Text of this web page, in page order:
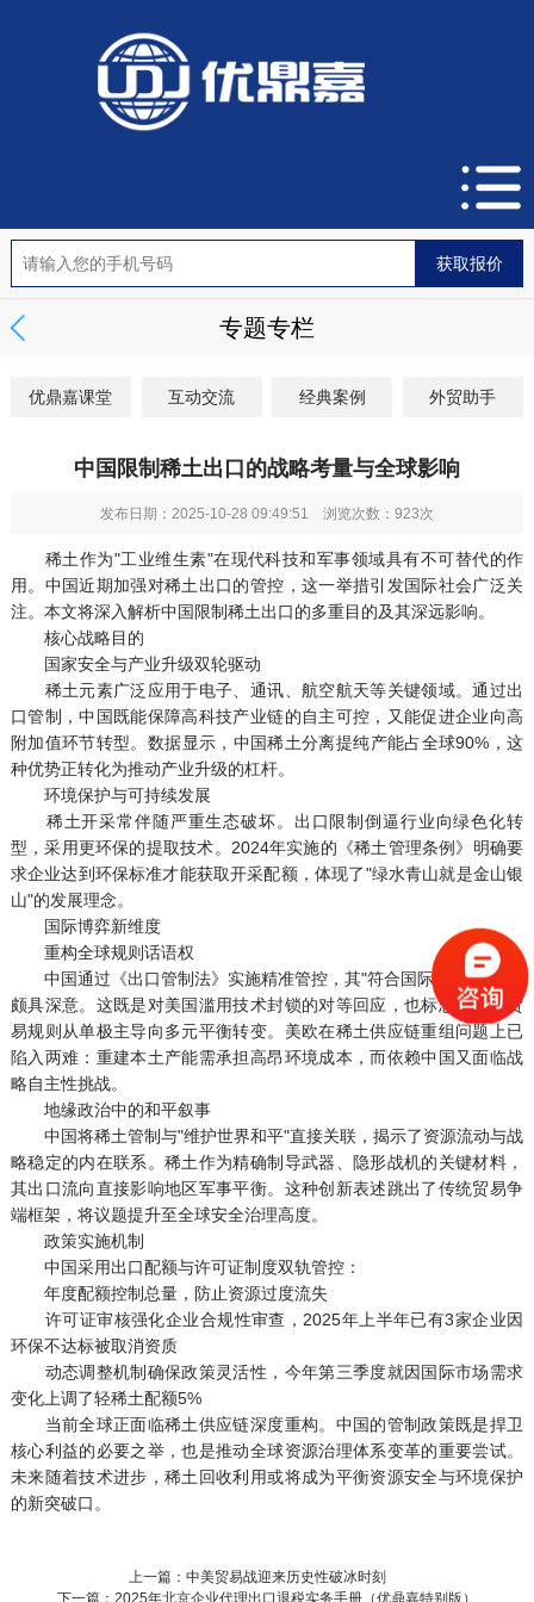
专题专栏
优鼎嘉课堂 互动交流 经典案例 外贸助手
中国限制稀土出口的战略考量与全球影响
发布日期：2025-10-28 09:49:51 浏览次数： 923次
稀土作为"工业维生素"在现代科技和军事领域具有不可替代的作
用。中国近期加强对稀土出口的管控，这一举措引发国际社会广泛关
注。本文将深入解析中国限制稀土出口的多重目的及其深远影响。
核心战略目的
国家安全与产业升级双轮驱动
稀土元素广泛应用于电子、通讯、航空航天等关键领域。通过出
口管制，中国既能保障高科技产业链的自主可控，又能促进企业向高
附加值环节转型。数据显示，中国稀土分离提纯产能占全球90%，这
种优势正转化为推动产业升级的杠杆。
环境保护与可持续发展
稀土开采常伴随严重生态破坏。出口限制倒逼行业向绿色化转
型，采用更环保的提取技术。2024年实施的《稀土管理条例》明确要
求企业达到环保标准才能获取开采配额，体现了"绿水青山就是金山银
山"的发展理念。
国际博弈新维度
重构全球规则话语权
中国通过《出口管制法》实施精准管控，其"符合国际惯例"的表述
颇具深意。这既是对美国滥用技术封锁的对等回应，也标志着全球贸
易规则从单极主导向多元平衡转变。美欧在稀土供应链重组问题上已
陷入两难：重建本土产能需承担高昂环境成本，而依赖中国又面临战
略自主性挑战。
地缘政治中的和平叙事
中国将稀土管制与"维护世界和平"直接关联，揭示了资源流动与战
略稳定的内在联系。稀土作为精确制导武器、隐形战机的关键材料，
其出口流向直接影响地区军事平衡。这种创新表述跳出了传统贸易争
端框架，将议题提升至全球安全治理高度。
政策实施机制
中国采用出口配额与许可证制度双轨管控：
年度配额控制总量，防止资源过度流失
许可证审核强化企业合规性审查，2025年上半年已有3家企业因
环保不达标被取消资质
动态调整机制确保政策灵活性，今年第三季度就因国际市场需求
变化上调了轻稀土配额5%
当前全球正面临稀土供应链深度重构。中国的管制政策既是捍卫
核心利益的必要之举，也是推动全球资源治理体系变革的重要尝试。
未来随着技术进步，稀土回收利用或将成为平衡资源安全与环境保护
的新突破口。
上一篇：中美贸易战迎来历史性破冰时刻
下一篇：2025年北京企业代理出口退税实务手册（优鼎嘉特别版）